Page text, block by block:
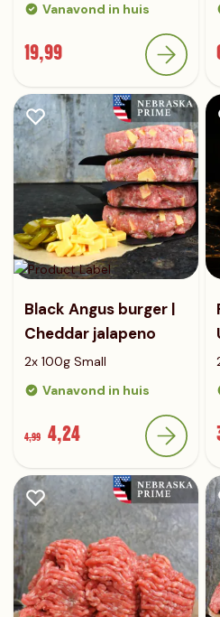
Vanavond in huis
19,99
Black Angus burger |
Cheddar jalapeno
2x 100g Small
Vanavond in huis
4,99 4,24